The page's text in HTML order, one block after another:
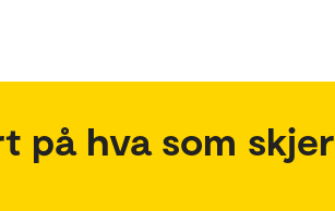
på hva som skjer